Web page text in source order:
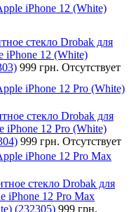
iPhone 12 (White)
стекло Drobak для
iPhone 12 (White)
999 грн. Отсутствует
iPhone 12 Pro (White)
стекло Drobak для
iPhone 12 Pro (White)
999 грн. Отсутствует
iPhone 12 Pro Max
стекло Drobak для
iPhone 12 Pro Max
(232305) 999 грн.